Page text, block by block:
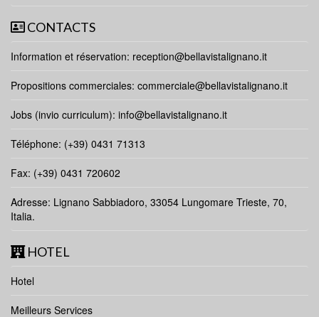
CONTACTS
Information et réservation: reception@bellavistalignano.it
Propositions commerciales: commerciale@bellavistalignano.it
Jobs (invio curriculum): info@bellavistalignano.it
Téléphone: (+39) 0431 71313
Fax: (+39) 0431 720602
Adresse: Lignano Sabbiadoro, 33054 Lungomare Trieste, 70,
Italia.
HOTEL
Hotel
Meilleurs Services